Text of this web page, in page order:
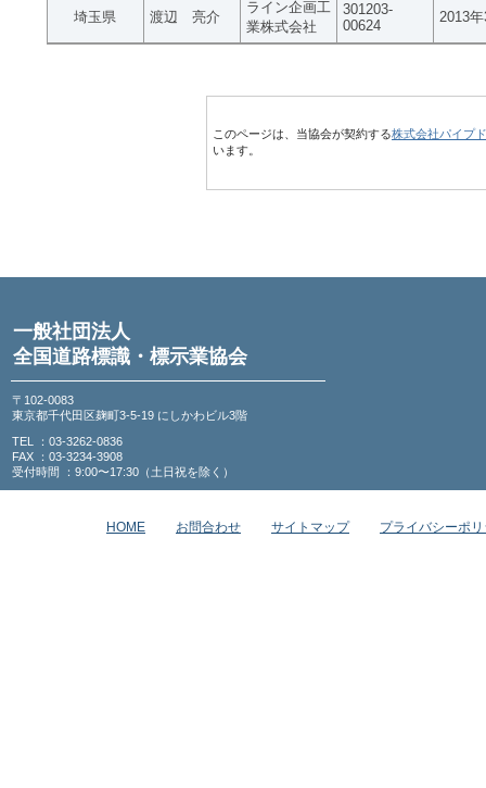
埼玉県 渡辺 亮介
ライン企画工
業株式会社
301203-
00624
2013
このページは、当協会が契約する株式会社パイプ
います。
一般社団法人
全国道路標識・標示業協会
〒102-0083
東京都千代田区麹町3-5-19 にしかわビル3階
TEL ：03-3262-0836
FAX ：03-3234-3908
受付時間 ：9:00〜17:30（土日祝を除く）
HOME お問合わせ サイトマップ プライバシーポ